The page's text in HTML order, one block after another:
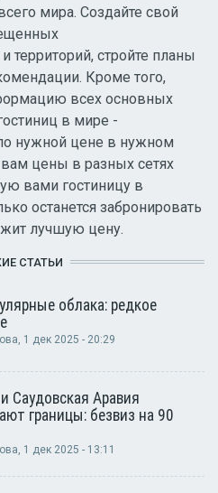
мира. Создайте свой
территорий, стройте планы
Кроме того,
всех основных
в мире -
нужной цене в нужном
цены в разных сетях
вами гостиницу в
останется забронировать
лучшую цену.
СТАТЬИ
облака: редкое
, 1 дек 2025 - 20:29
Саудовская Аравия
границы: безвиз на 90
, 1 дек 2025 - 13:11